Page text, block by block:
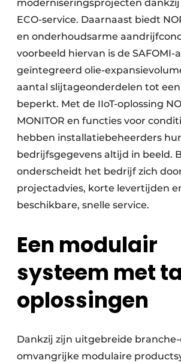
moderniseringsprojecten dankzij
ECO-service. Daarnaast biedt
en onderhoudsarme
voorbeeld hiervan is de
geïntegreerd olie-
aantal slijtageonderdelen tot
beperkt. Met de IIoT-oplossing
MONITOR en functies voor
hebben installatiebeheerders
bedrijfsgegevens altijd in beeld.
onderscheidt het bedrijf zich
projectadvies, korte levertijden
beschikbare, snelle service.
Een modulair
systeem met
oplossingen
Dankzij zijn uitgebreide
omvangrijke modulaire